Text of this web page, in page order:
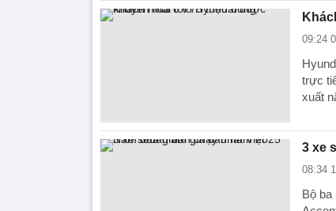
09:24
trực
xuất
3 xe
08:34
Bộ ba